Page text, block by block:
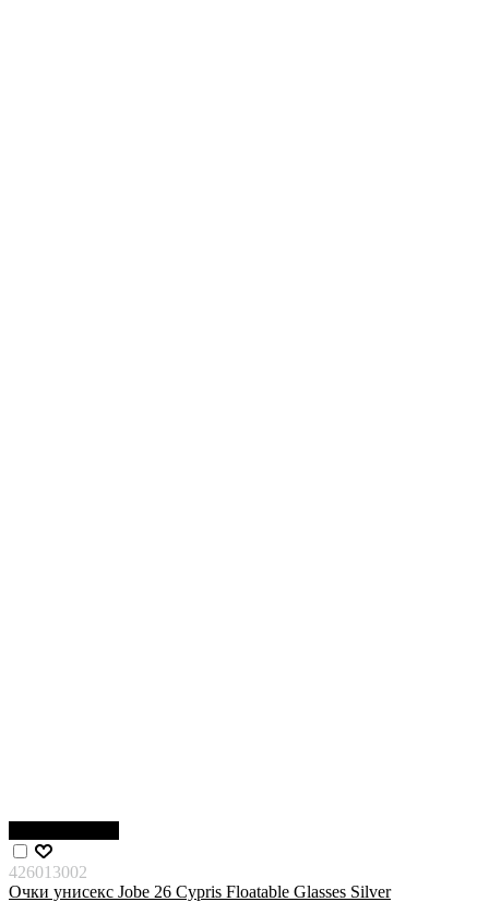
426013002
Очки унисекс Jobe 26 Cypris Floatable Glasses Silver